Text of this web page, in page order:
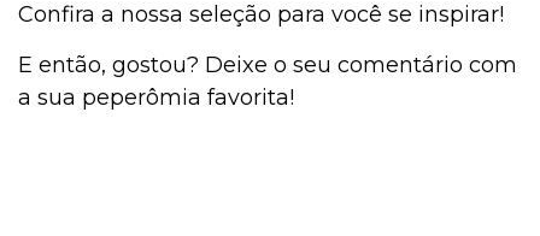
Confira a nossa seleção para você se inspirar!
E então, gostou? Deixe o seu comentário com
a sua peperômia favorita!